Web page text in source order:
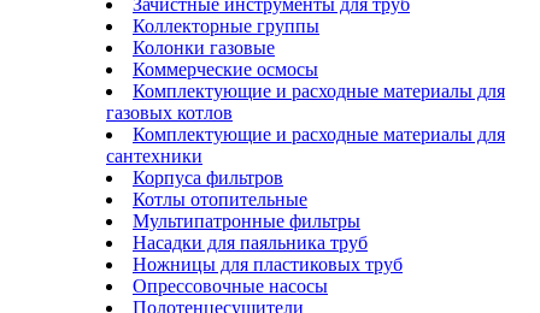
Коллекторные группы
Колонки газовые
Коммерческие осмосы
Комплектующие и расходные материалы для
газовых котлов
Комплектующие и расходные материалы для
сантехники
Корпуса фильтров
Котлы отопительные
Мультипатронные фильтры
Насадки для паяльника труб
Ножницы для пластиковых труб
Опрессовочные насосы
Полотенцесушители